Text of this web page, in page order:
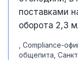
поставками
оборота 2,3
, Compliance-
общепита,